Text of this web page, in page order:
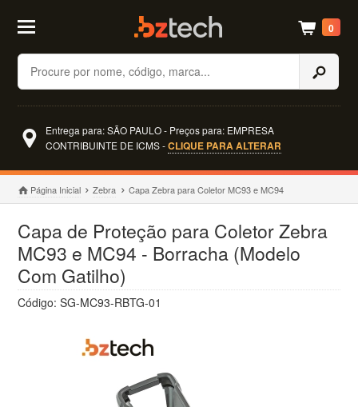
Buscar
0
Entrega para: SÃO PAULO - Preços para: EMPRESA
CONTRIBUINTE DE ICMS -CLIQUE PARA ALTERAR
Página Inicial Zebra Capa Zebra para Coletor MC93 e MC94
Capa de Proteção para Coletor Zebra
MC93 e MC94 - Borracha (Modelo
Com Gatilho)
Código: SG-MC93-RBTG-01